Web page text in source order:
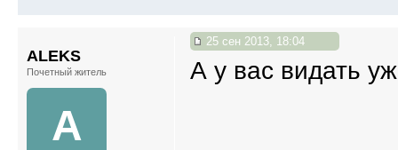
25 сен 2013, 18:04
А у вас видать
ALEKS
Почетный житель
A